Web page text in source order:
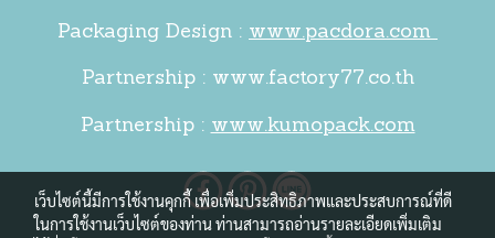
Packaging Design : www.pacdora.com
Partnership : www.factory77.co.th
Partnership : www.kumopack.com
เว็บไซต์นี้มีการใช้งานคุกกี้ เพื่อเพิ่มประสิทธิภาพและประสบการณ์ที่ดี
ในการใช้งานเว็บไซต์ของท่าน ท่านสามารถอ่านรายละเอียดเพิ่มเติม